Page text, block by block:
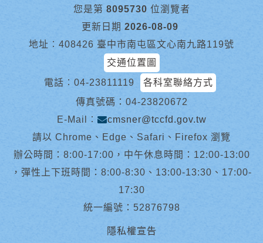
您是第 8095730 位瀏覽者
更新日期 2026-08-09
地址︰408426 臺中市南屯區文心南九路119號
交通位置圖
電話︰ 04-23811119
各科室聯絡方式
傳真號碼：04-23820672
E-Mail︰
cmsner@tccfd.gov.tw
請以 Chrome、Edge、Safari、Firefox 瀏覽
辦公時間：8:00-17:00，中午休息時間：12:00-13:00
，彈性上下班時間：8:00-8:30、13:00-13:30、17:00-
17:30
統一編號：52876798
隱私權宣告